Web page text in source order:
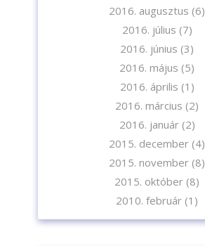
2016. augusztus (6)
2016. július (7)
2016. június (3)
2016. május (5)
2016. április (1)
2016. március (2)
2016. január(2)
2015. december (4)
2015. november (8)
2015. október (8)
2010. február (1)